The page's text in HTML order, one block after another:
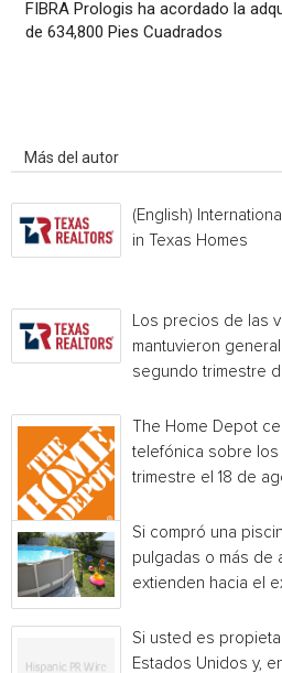
FIBRA Prologis ha acordado la
de 634,800 Pies Cuadrados
Más del autor
(English)
in Texas Homes
Los precios de las
mantuvieron
segundo trimestre
The Home Depot
telefónica sobre
trimestre el 18 de
Si compró una
pulgadas o más de
extienden hacia el
Si usted es
Estados Unidos y,